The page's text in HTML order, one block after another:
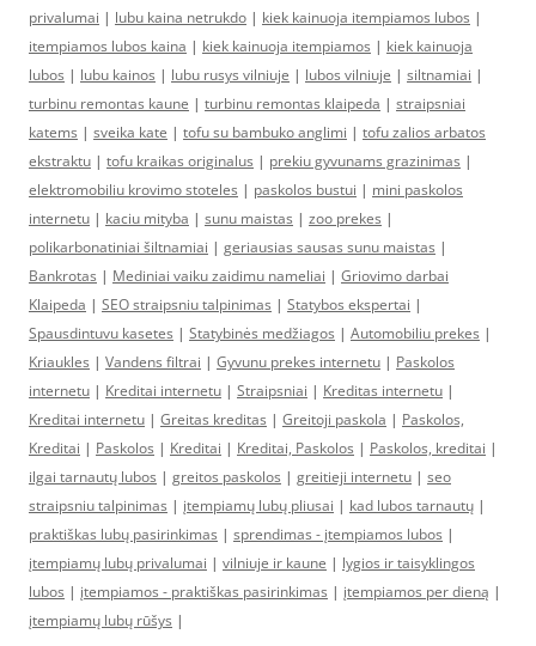
privalumai | lubu kaina netrukdo | kiek kainuoja itempiamos lubos |
itempiamos lubos kaina | kiek kainuoja itempiamos | kiek kainuoja
lubos | lubu kainos | lubu rusys vilniuje | lubos vilniuje | siltnamiai |
turbinu remontas kaune | turbinu remontas klaipeda | straipsniai
katems | sveika kate | tofu su bambuko anglimi | tofu zalios arbatos
ekstraktu | tofu kraikas originalus | prekiu gyvunams grazinimas |
elektromobiliu krovimo stoteles | paskolos bustui | mini paskolos
internetu | kaciu mityba | sunu maistas | zoo prekes |
polikarbonatiniai šiltnamiai | geriausias sausas sunu maistas |
Bankrotas | Mediniai vaiku zaidimu nameliai | Griovimo darbai
Klaipeda | SEO straipsniu talpinimas | Statybos ekspertai |
Spausdintuvu kasetes | Statybinės medžiagos | Automobiliu prekes |
Kriaukles | Vandens filtrai | Gyvunu prekes internetu | Paskolos
internetu | Kreditai internetu | Straipsniai | Kreditas internetu |
Kreditai internetu | Greitas kreditas | Greitoji paskola | Paskolos,
Kreditai | Paskolos | Kreditai | Kreditai, Paskolos | Paskolos, kreditai |
ilgai tarnautų lubos | greitos paskolos | greitieji internetu | seo
straipsniu talpinimas | įtempiamų lubų pliusai | kad lubos tarnautų |
praktiškas lubų pasirinkimas | sprendimas - įtempiamos lubos |
įtempiamų lubų privalumai | vilniuje ir kaune | lygios ir taisyklingos
lubos | įtempiamos - praktiškas pasirinkimas | įtempiamos per dieną |
įtempiamų lubų rūšys |